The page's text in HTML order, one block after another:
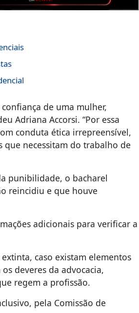
de uma mulher,
Adriana Accorsi. “Por essa
conduta ética irrepreensível,
necessitam do trabalho de
punibilidade, o bacharel
reincidiu e que houve
adicionais para verificar a
caso existam elementos
deveres da advocacia,
regem a profissão.
pela Comissão de